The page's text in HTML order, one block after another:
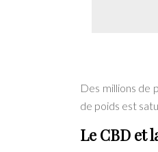
Des millions de
de poids est
Le CBD et